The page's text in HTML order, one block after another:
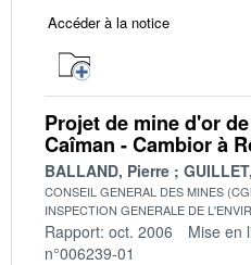
Accéder à la notice
Projet de mine d'or
Caîman - Cambior à
BALLAND, Pierre
CONSEIL GENERAL DES MINES
INSPECTION GENERALE DE
Rapport: oct. 2006 Mise en
n°006239-01